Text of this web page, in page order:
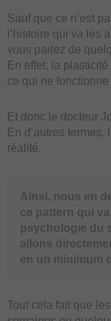
Sauf que ce n’est
l’histoire qui va les
vous parlez de
En effet, la
ce qui ne fonctionne
Et donc le docteur
En d’autres
réalité.
Ainsi, nous en
ce pattern qui
psychologie du
allons
en un minimum
Tout cela fait que